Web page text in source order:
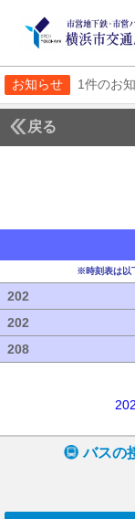
お知らせ 1件のお
戻る
※時刻表は以
202
202
208
バスの